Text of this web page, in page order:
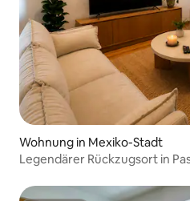
Wohnung in Mexiko-Stadt
Legendärer Rückzugsort in